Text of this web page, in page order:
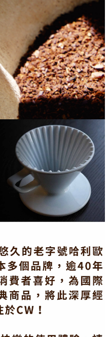
網址：
人或監護人之同意方可使用
引起之損失，本公司不負相關責
個別帳號之用戶狀況，依本公司即
不足之情形，本公司將視審查結果
訊註冊。若發現惡意使用之情形，
之使用額度並採取法律行動。
運費